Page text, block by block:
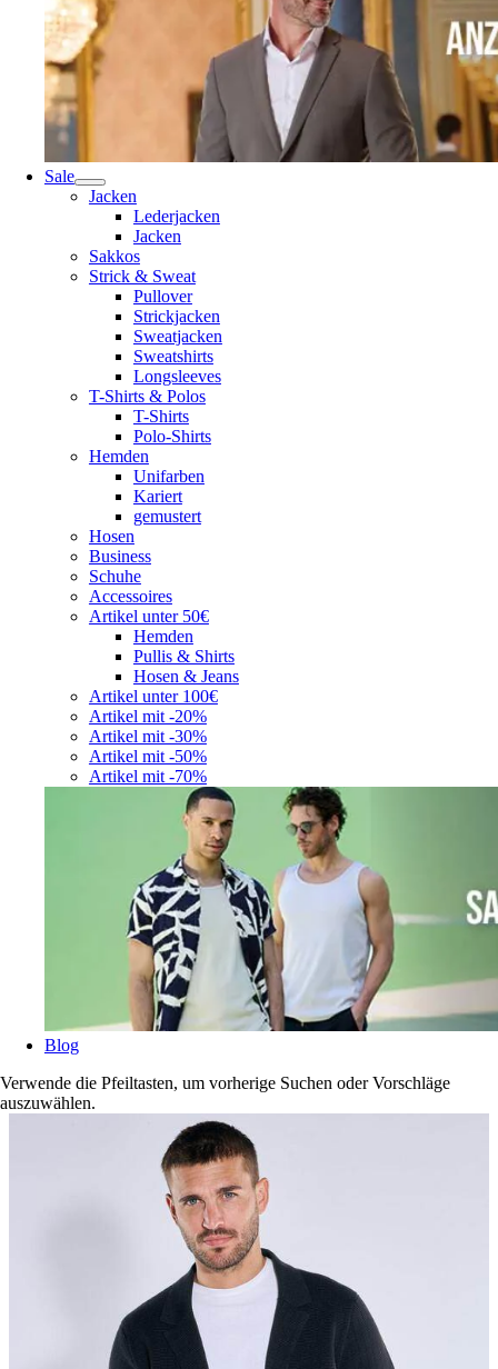
Sale
Jacken
Lederjacken
Jacken
Sakkos
Strick & Sweat
Pullover
Strickjacken
Sweatjacken
Sweatshirts
Longsleeves
T-Shirts & Polos
T-Shirts
Polo-Shirts
Hemden
Unifarben
Kariert
gemustert
Hosen
Business
Schuhe
Accessoires
Artikel unter 50€
Hemden
Pullis & Shirts
Hosen & Jeans
Artikel unter 100€
Artikel mit -20%
Artikel mit -30%
Artikel mit -50%
Artikel mit -70%
Blog
Verwende die Pfeiltasten, um vorherige Suchen oder Vorschläge
auszuwählen.